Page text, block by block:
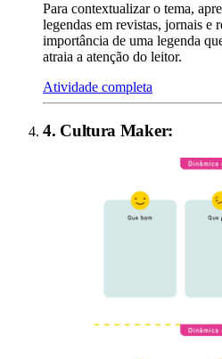
Para contextualizar o tema,
legendas em revistas, jornais e
importância de uma legenda
atraia a atenção do leitor.
Atividade completa
4. Cultura Maker: